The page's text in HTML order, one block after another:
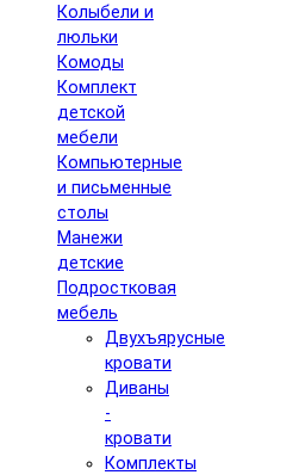
Колыбели и
люльки
Комоды
Комплект
детской
мебели
Компьютерные
и письменные
столы
Манежи
детские
Подростковая
мебель
Двухъярусные
кровати
Диваны
-
кровати
Комплекты